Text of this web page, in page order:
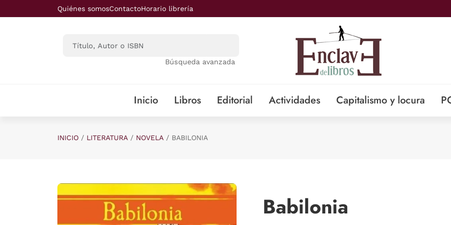
Saltar al contenido principal
Quiénes somosContactoHorario librería
Búsqueda avanzada
Inicio Libros Editorial Actividades Capitalismo y locura
INICIO LITERATURA NOVELA BABILONIA
Babilonia